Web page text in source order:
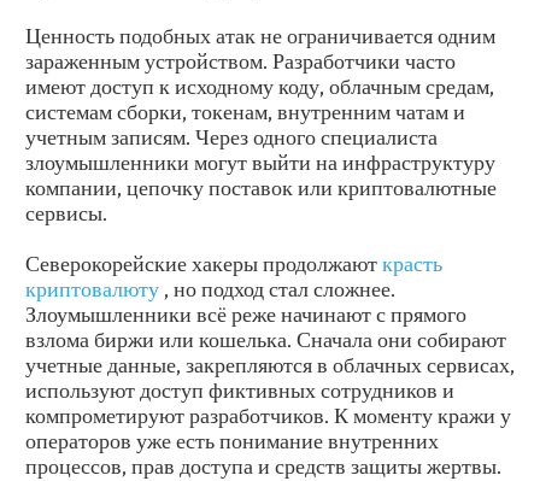
Ценность подобных атак не ограничивается одним
зараженным устройством. Разработчики часто
имеют доступ к исходному коду, облачным средам,
системам сборки, токенам, внутренним чатам и
учетным записям. Через одного специалиста
злоумышленники могут выйти на инфраструктуру
компании, цепочку поставок или криптовалютные
сервисы.
Северокорейские хакеры продолжаюткрасть
криптовалюту , но подход стал сложнее.
Злоумышленники всё реже начинают с прямого
взлома биржи или кошелька. Сначала они собирают
учетные данные, закрепляются в облачных сервисах,
используют доступ фиктивных сотрудников и
компрометируют разработчиков. К моменту кражи у
операторов уже есть понимание внутренних
процессов, прав доступа и средств защиты жертвы.